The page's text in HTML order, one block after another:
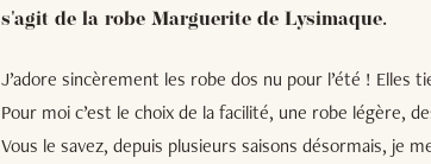
s'agit de la robe Marguerite de Lysimaque.
J’adore sincèrement les robe dos nu pour l’été ! Elles
Pour moi c’est le choix de la facilité, une robe légère,
Vous le savez, depuis plusieurs saisons désormais, je